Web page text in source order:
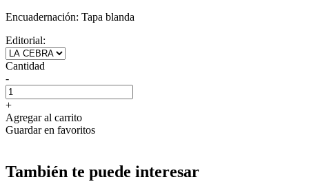
Encuadernación: Tapa blanda
Editorial:
Cantidad
-
+
Agregar al carrito
Guardar en favoritos
También te puede interesar